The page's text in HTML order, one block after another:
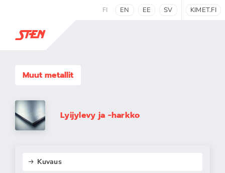
FI EN EE SV KIMET.FI
Muut metallit
Lyijylevy ja -harkko
Kuvaus